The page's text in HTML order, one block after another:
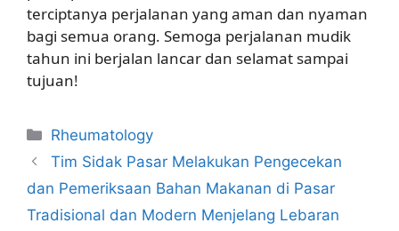
terciptanya perjalanan yang aman dan nyaman
bagi semua orang. Semoga perjalanan mudik
tahun ini berjalan lancar dan selamat sampai
tujuan!
Kategori
Rheumatology
Tim Sidak Pasar Melakukan Pengecekan
dan Pemeriksaan Bahan Makanan di Pasar
Tradisional dan Modern Menjelang Lebaran